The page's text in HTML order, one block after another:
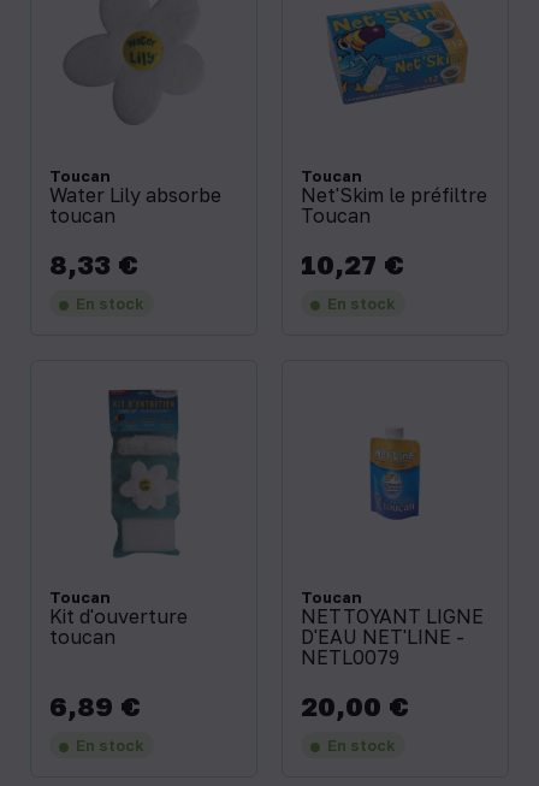
Toucan
Water Lily absorbe
toucan
Prix
8,33 €
En stock
Toucan
Net'Skim le préfiltre
Toucan
Prix
10,27 €
En stock
Toucan
Kit d'ouverture
toucan
Prix
6,89 €
En stock
Toucan
NETTOYANT LIGNE
D'EAU NET'LINE -
NETL0079
Prix
20,00 €
En stock